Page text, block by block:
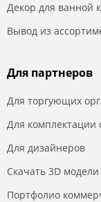
Декор для ванной
Вывод из
Для партнеров
Для торгующих
Для комплектации
Для дизайнеров
Скачать 3D
Портфолио